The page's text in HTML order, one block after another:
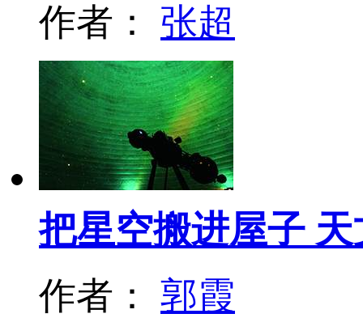
作者： 张超
把星空搬进屋子
作者： 郭霞